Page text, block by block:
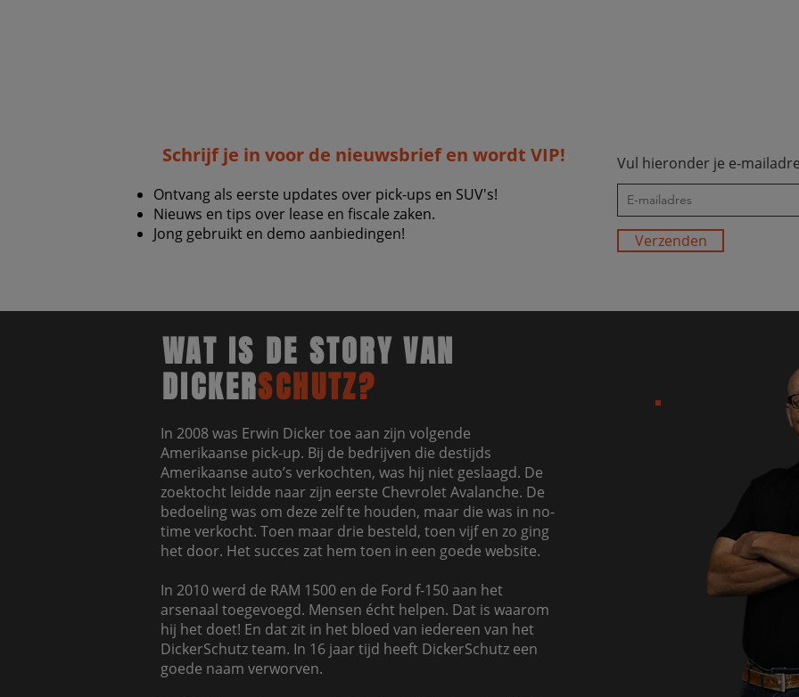
Schrijf je in voor de nieuwsbrief en wordt VIP!
Ontvang als eerste updates over pick-ups en SUV's!
Nieuws en tips over lease en fiscale zaken.
Jong gebruikt en demo aanbiedingen!
Vul hieronder je e-
Verzenden
In 2008 was Erwin Dicker toe aan zijn volgende
Amerikaanse pick-up. Bij de bedrijven die destijds
Amerikaanse auto’s verkochten, was hij niet geslaagd. De
zoektocht leidde naar zijn eerste Chevrolet Avalanche. De
bedoeling was om deze zelf te houden, maar die was in no-
time verkocht. Toen maar drie besteld, toen vijf en zo ging
het door. Het succes zat hem toen in een goede website.
In 2010 werd de RAM 1500 en de Ford f-150 aan het
arsenaal toegevoegd. Mensen écht helpen. Dat is waarom
hij het doet! En dat zit in het bloed van iedereen van het
DickerSchutz team. In 16 jaar tijd heeft DickerSchutz een
goede naam verworven.
WAT IS DE STORY VAN
DICKERSCHUTZ?